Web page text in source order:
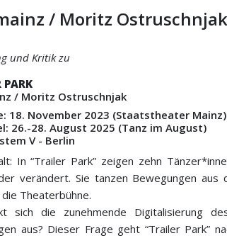
/ Moritz
und Kritik zu
PARK
/ Moritz Ostruschnjak
18. November 2023 (Staatstheater Mainz)
26.-28. August 2025 (Tanz im August)
V - Berlin
In “Trailer Park” zeigen zehn
verändert. Sie tanzen Bewegungen
Theaterbühne.
sich die zunehmende Digitalisierung
aus? Dieser Frage geht “Trailer Park”